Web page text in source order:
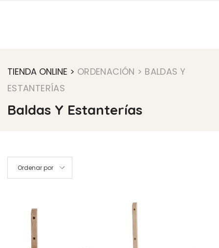
TIENDA ONLINE > ORDENACIÓN > BALDAS Y
ESTANTERÍAS
Baldas Y Estanterías
Ordenar por